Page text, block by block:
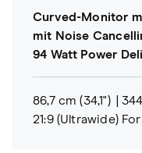
Curved-Monitor
mit Noise
94 Watt Power
86,7 cm (34,1")
21:9 (Ultrawide)